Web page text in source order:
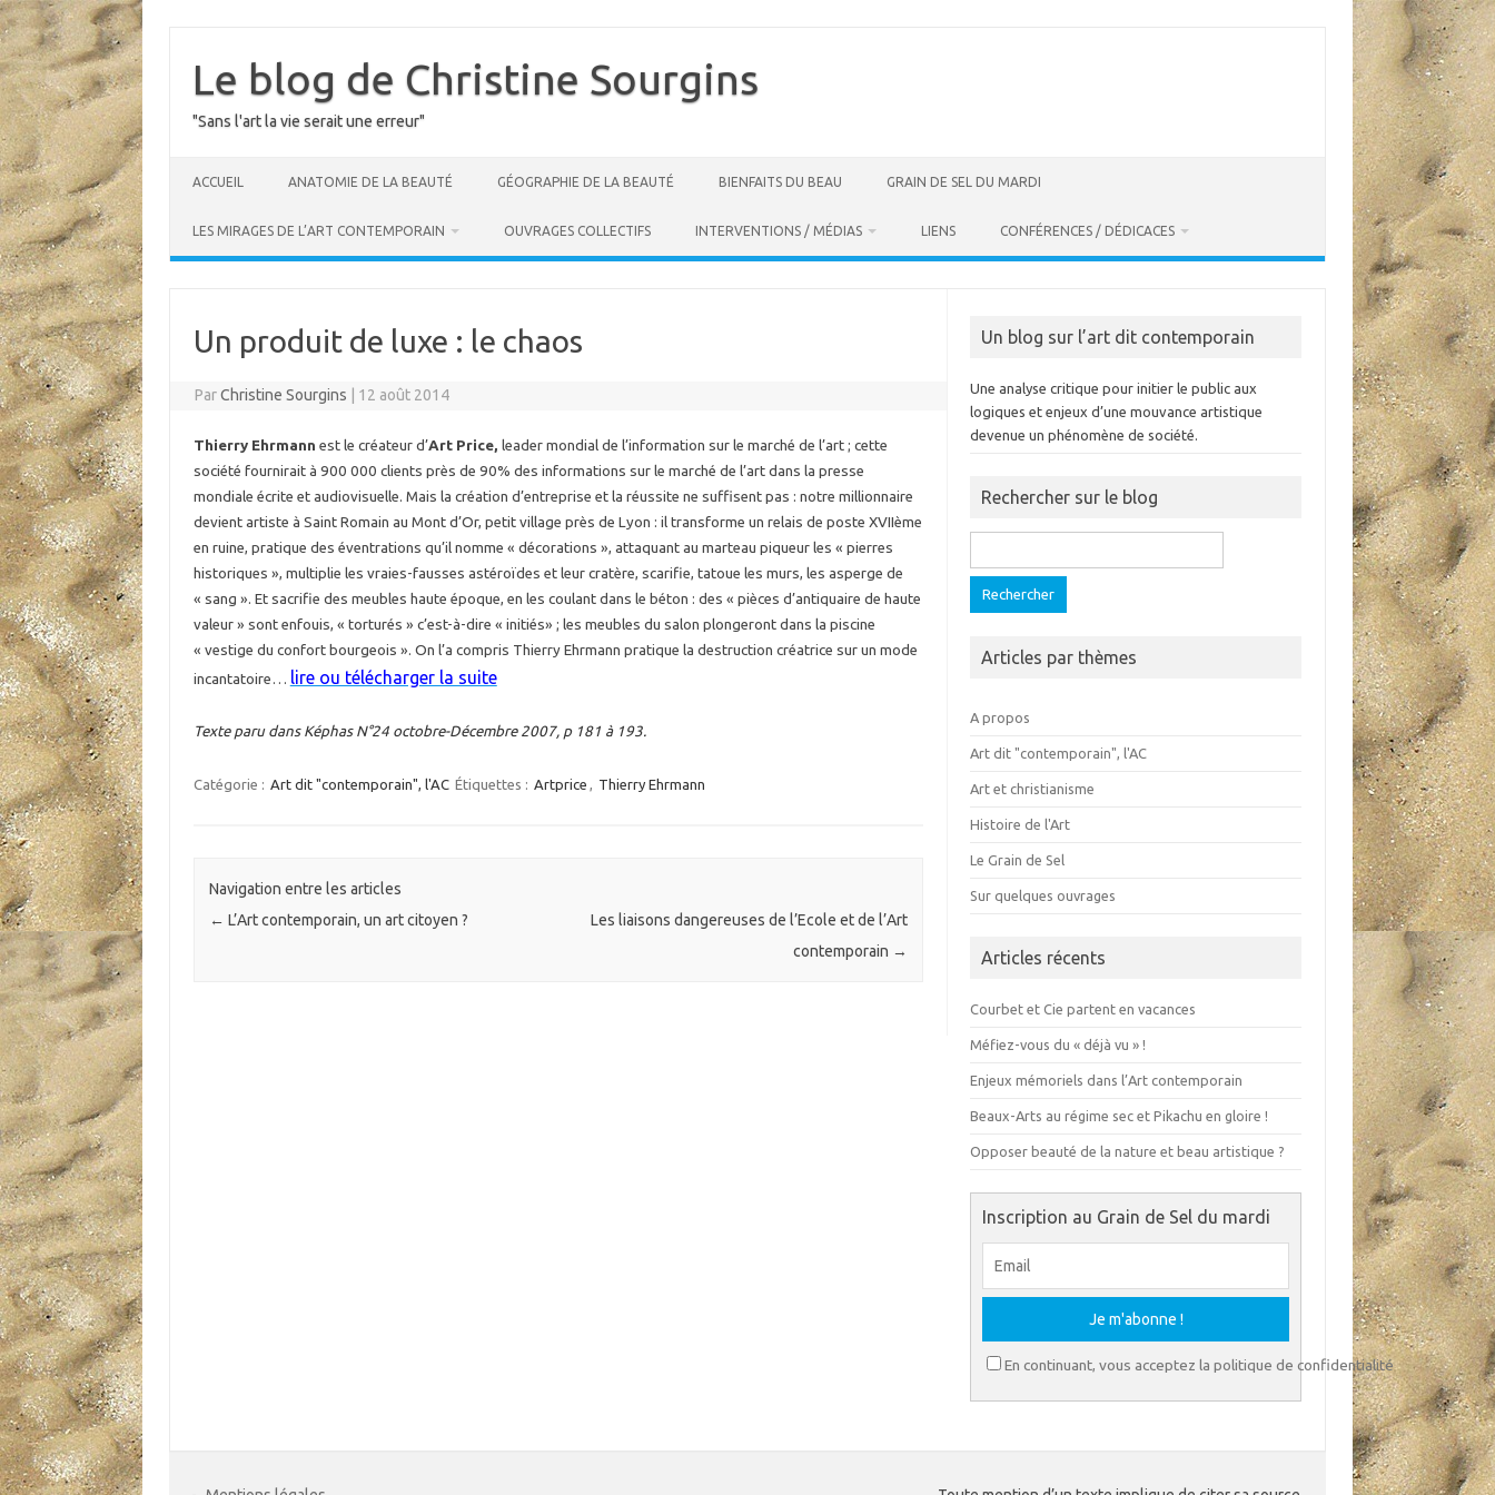
contentLe blog de Christine Sourgins
"Sans l'art la vie serait une erreur"
ACCUEIL ANATOMIE DE LA BEAUTÉ GÉOGRAPHIE DE LA BEAUTÉ BIENFAITS DU BEAU GRAIN DE SEL DU MARDI
LES MIRAGES DE L’ART CONTEMPORAIN OUVRAGES COLLECTIFS INTERVENTIONS / MÉDIAS LIENS CONFÉRENCES / DÉDICACES
Un produit de luxe : le chaos
ParChristine Sourgins 12 août 2014
Thierry Ehrmann est le créateur d’Art Price, leader mondial de l’information sur le marché de l’art ; cette
société fournirait à 900 000 clients près de 90% des informations sur le marché de l’art dans la presse
mondiale écrite et audiovisuelle. Mais la création d’entreprise et la réussite ne suffisent pas : notre millionnaire
devient artiste à Saint Romain au Mont d’Or, petit village près de Lyon : il transforme un relais de poste XVIIème
en ruine, pratique des éventrations qu’il nomme « décorations », attaquant au marteau piqueur les « pierres
historiques », multiplie les vraies-fausses astéroïdes et leur cratère, scarifie, tatoue les murs, les asperge de
« sang ». Et sacrifie des meubles haute époque, en les coulant dans le béton : des « pièces d’antiquaire de haute
valeur » sont enfouis, « torturés » c’est-à-dire « initiés» ; les meubles du salon plongeront dans la piscine
« vestige du confort bourgeois ». On l’a compris Thierry Ehrmann pratique la destruction créatrice sur un mode
incantatoire… lire ou télécharger la suite
Texte paru dans Képhas N°24 octobre-Décembre 2007, p 181 à 193.
Catégorie : Art dit "contemporain", l'AC Étiquettes : Artprice , Thierry Ehrmann
Navigation entre les articles
← L’Art contemporain, un art citoyen ?
Les liaisons dangereuses de l’Ecole et de l’Art
contemporain →
Un blog sur l’art dit contemporain
Une analyse critique pour initier le public aux
logiques et enjeux d’une mouvance artistique
devenue un phénomène de société.
Rechercher sur le blog
Articles par thèmes
A propos
Art dit "contemporain", l'AC
Art et christianisme
Histoire de l'Art
Le Grain de Sel
Sur quelques ouvrages
Articles récents
Courbet et Cie partent en vacances
Méfiez-vous du « déjà vu » !
Enjeux mémoriels dans l’Art contemporain
Beaux-Arts au régime sec et Pikachu en gloire !
Opposer beauté de la nature et beau artistique ?
Inscription au Grain de Sel du mardi
En continuant, vous acceptez la politique de confidentialité